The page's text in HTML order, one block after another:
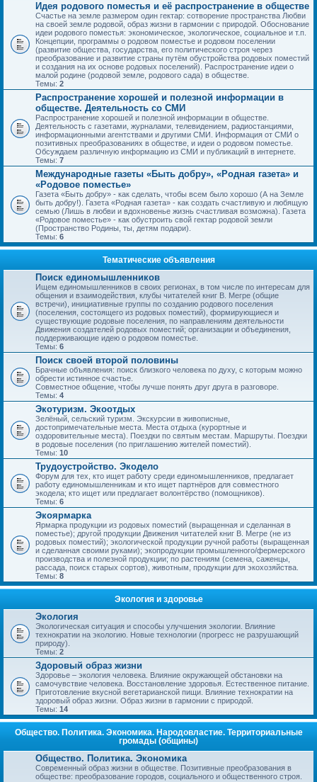
Идея родового поместья и её распространение в обществе
Счастье на земле размером один гектар: сотворение пространства Любви
на своей земле родовой, образ жизни в гармонии с природой. Обоснование
идеи родового поместья: экономическое, экологическое, социальное и т.п.
Концепции, программы о родовом поместье и родовом поселении
(развитие общества, государства, его политического строя через
преобразование и развитие страны путём обустройства родовых поместий
и создания на их основе родовых поселений). Распространение идеи о
малой родине (родовой земле, родового сада) в обществе.
Темы: 2
Распространение хорошей и полезной информации в
обществе. Деятельность со СМИ
Распространение хорошей и полезной информации в обществе.
Деятельность с газетами, журналами, телевидением, радиостанциями,
информационными агентствами и другими СМИ. Информация от СМИ о
позитивных преобразованиях в обществе, и идеи о родовом поместье.
Обсуждаем различную информацию из СМИ и публикаций в интернете.
Темы: 7
Международные газеты «Быть добру», «Родная газета» и
«Родовое поместье»
Газета «Быть добру» - как сделать, чтобы всем было хорошо (А на Земле
быть добру!). Газета «Родная газета» - как создать счастливую и любящую
семью (Лишь в любви и вдохновенье жизнь счастливая возможна). Газета
«Родовое поместье» - как обустроить свой гектар родовой земли
(Пространство Родины, ты, детям подари).
Темы: 6
Тематические объявления
Поиск единомышленников
Ищем единомышленников в своих регионах, в том числе по интересам для
общения и взаимодействия, клубы читателей книг В. Мегре (общие
встречи), инициативные группы по созданию родового поселения
(поселения, состоящего из родовых поместий), формирующиеся и
существующие родовые поселения, по направлениям деятельности
Движения создателей родовых поместий; организации и объединения,
поддерживающие идею о родовом поместье.
Темы: 6
Поиск своей второй половины
Брачные объявления: поиск близкого человека по духу, с которым можно
обрести истинное счастье.
Совместное общение, чтобы лучше понять друг друга в разговоре.
Темы: 4
Экотуризм. Экоотдых
Зелёный, сельский туризм. Экскурсии в живописные,
достопримечательные места. Места отдыха (курортные и
оздоровительные места). Поездки по святым местам. Маршруты. Поездки
в родовые поселения (по приглашению жителей поместий).
Темы: 10
Трудоустройство. Экодело
Форум для тех, кто ищет работу среди единомышленников, предлагает
работу единомышленникам и кто ищет партнёров для совместного
экодела; кто ищет или предлагает волонтёрство (помощников).
Темы: 6
Экоярмарка
Ярмарка продукции из родовых поместий (выращенная и сделанная в
поместье); другой продукции Движения читателей книг В. Мегре (не из
родовых поместий); экологической продукции ручной работы (выращенная
и сделанная своими руками); экопродукции промышленного/фермерского
производства и полезной продукции; по растениям (семена, саженцы,
рассада, поиск старых сортов), животным, продукции для экохозяйства.
Темы: 8
Экология и здоровье
Экология
Экологическая ситуация и способы улучшения экологии. Влияние
технократии на экологию. Новые технологии (прогресс не разрушающий
природу).
Темы: 2
Здоровый образ жизни
Здоровье – экология человека. Влияние окружающей обстановки на
самочувствие человека. Восстановление здоровья. Естественное питание.
Приготовление вкусной вегетарианской пищи. Влияние технократии на
здоровый образ жизни. Образ жизни в гармонии с природой.
Темы: 14
Общество. Политика. Экономика. Народовластие. Территориальные
громады (общины)
Общество. Политика. Экономика
Современный образ жизни в обществе. Позитивные преобразования в
обществе: преобразование городов, социального и общественного строя.